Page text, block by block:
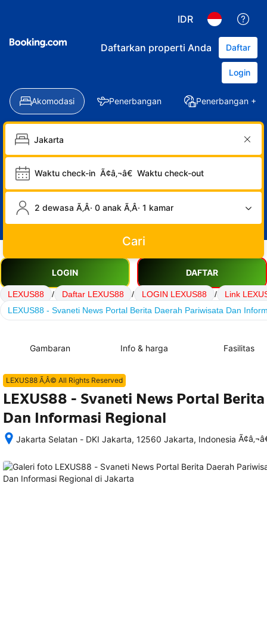
IDR
Daftarkan properti Anda Daftar
Login
Akomodasi Penerbangan Penerbangan +
Waktu check-in Ã¢â‚¬â€ Waktu check-out
2 dewasa Ã‚Â· 0 anak Ã‚Â· 1 kamar
Cari
LOGIN DAFTAR
LEXUS88 / Daftar LEXUS88 / LOGIN LEXUS88 /
Link
LEXUS88 - Svaneti News Portal Berita Daerah Pariwisata Dan
Gambaran Info & harga Fasilitas
LEXUS88 Ã‚Â© All Rights Reserved
LEXUS88 - Svaneti News Portal
Dan Informasi Regional
Jakarta Selatan - DKI Jakarta, 12560 Jakarta, Indonesia
memesan,
semua